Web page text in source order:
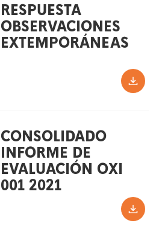
RESPUESTA
OBSERVACIONES
EXTEMPORÁNEAS
CONSOLIDADO
INFORME DE
EVALUACIÓN OXI
001 2021